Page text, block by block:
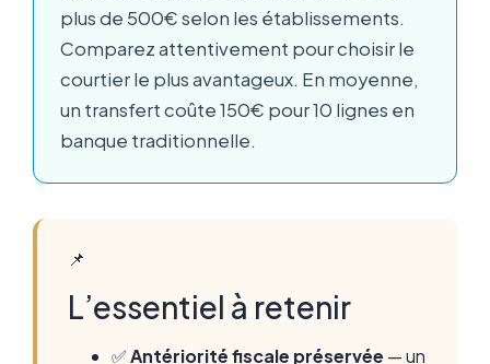
plus de 500€ selon les établissements.
Comparez attentivement pour choisir le
courtier le plus avantageux. En moyenne,
un transfert coûte 150€ pour 10 lignes en
banque traditionnelle.
📌
L’essentiel à retenir
✅Antériorité fiscale préservée — un